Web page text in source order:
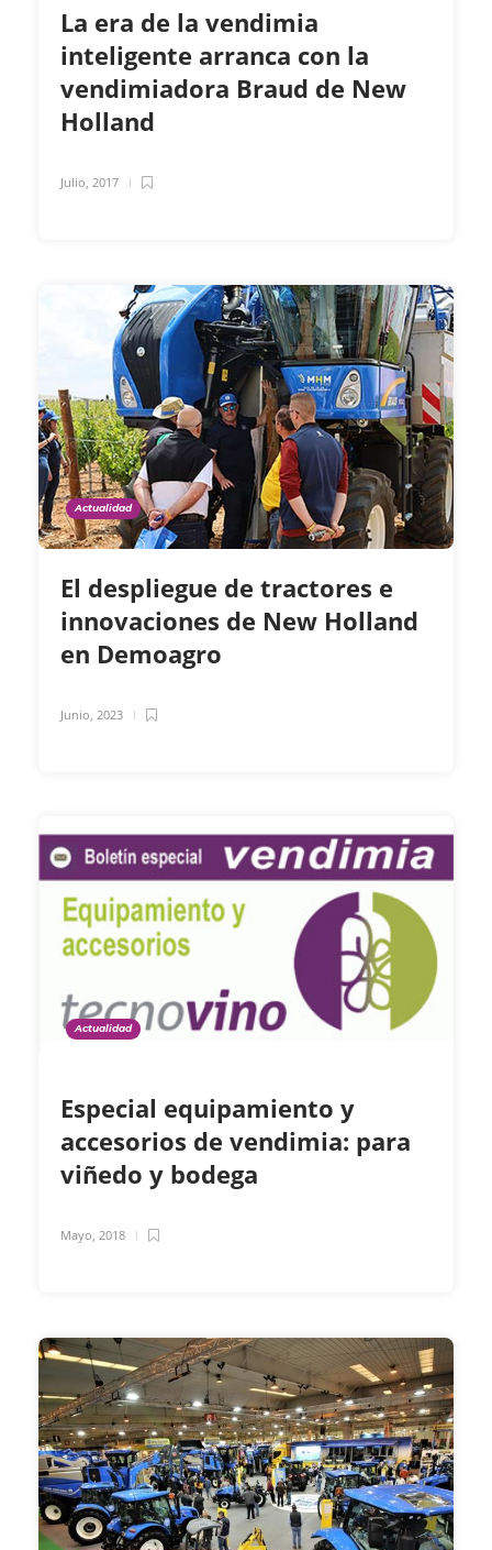
La era de la vendimia
inteligente arranca con la
vendimiadora Braud de New
Holland
Julio, 2017
Actualidad
El despliegue de tractores e
innovaciones de New Holland
en Demoagro
Junio, 2023
Actualidad
Especial equipamiento y
accesorios de vendimia: para
viñedo y bodega
Mayo, 2018